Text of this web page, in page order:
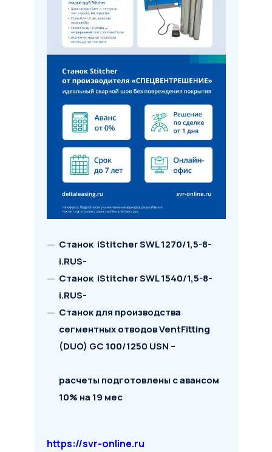
Станок iStitcher SWL 1270/1,5-8-
i.RUS-
Станок iStitcher SWL 1540/1,5-8-
i.RUS-
Станок для производства
сегментных отводов VentFitting
(DUO) GC 100/1250 USN –
расчеты подготовлены с авансом
10% на 19 мес
https://svr-online.ru
сделки
лизинга
Тип имущества